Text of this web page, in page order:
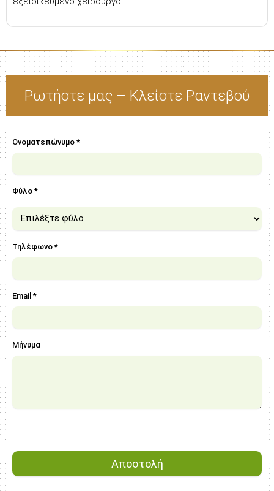
Ρωτήστε μας – Κλείστε Ραντεβού
Ονοματεπώνυμο *
Φύλο *
Τηλέφωνο *
Email *
Μήνυμα